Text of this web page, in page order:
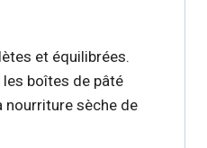
et équilibrées.
boîtes de pâté
nourriture sèche de